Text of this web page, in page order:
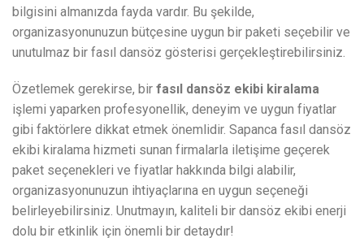
bilgisini almanızda fayda vardır. Bu şekilde,
organizasyonunuzun bütçesine uygun bir paketi seçebilir ve
unutulmaz bir fasıl dansöz gösterisi gerçekleştirebilirsiniz.
Özetlemek gerekirse, bir fasıl dansöz ekibi kiralama
işlemi yaparken profesyonellik, deneyim ve uygun fiyatlar
gibi faktörlere dikkat etmek önemlidir. Sapanca fasıl dansöz
ekibi kiralama hizmeti sunan firmalarla iletişime geçerek
paket seçenekleri ve fiyatlar hakkında bilgi alabilir,
organizasyonunuzun ihtiyaçlarına en uygun seçeneği
belirleyebilirsiniz. Unutmayın, kaliteli bir dansöz ekibi enerji
dolu bir etkinlik için önemli bir detaydır!